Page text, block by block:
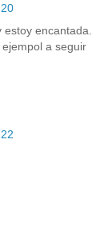
encantada.
a seguir